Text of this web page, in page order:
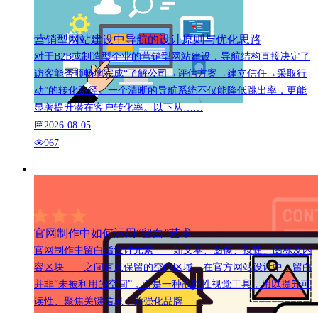
营销型网站建设中导航的设计原则与优化思路
对于B2B或制造型企业的营销型网站建设，导航结构直接决定了
访客能否顺畅地完成“了解公司→评估方案→建立信任→采取行
动”的转化路径。一个清晰的导航系统不仅能降低跳出率，更能
显著提升潜在客户转化率。以下从……
2026-08-05
967
官网制作中如何运用“留白”艺术
官网制作中留白指设计元素——如文本、图像、按钮、图标及内
容区块——之间有意保留的空白区域。在官方网站设计中，留白
并非“未被利用的空间”，而是一种战略性视觉工具，用以提升可
读性、聚焦关键信息，并强化品牌……